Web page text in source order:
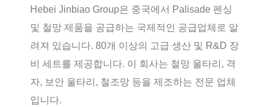
Hebei Jinbiao Group은 중국에서 Palisade 펜싱
및 철망 제품을 공급하는 국제적인 공급업체로 알
려져 있습니다. 80개 이상의 고급 생산 및 R&D 장
비 세트를 제공합니다. 이 회사는 철망 울타리, 격
자, 보안 울타리, 철조망 등을 제조하는 전문 업체
입니다.